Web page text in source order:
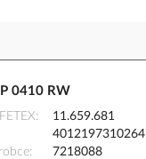
0410 RW
11.659.681
4012197310264
7218088